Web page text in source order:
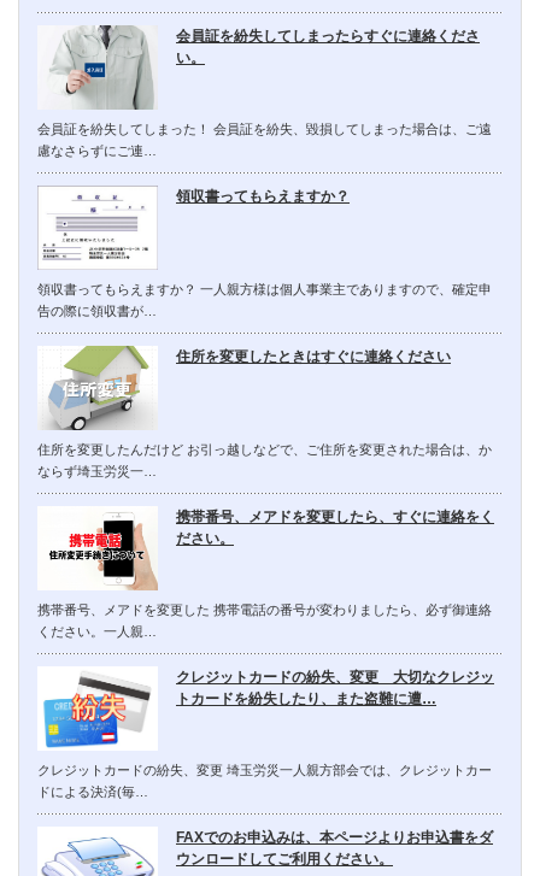
会員証を紛失してしまったらすぐに連絡くださ
い。
会員証を紛失してしまった！ 会員証を紛失、毀損してしまった場合は、ご遠
慮なさらずにご連…
領収書ってもらえますか？
領収書ってもらえますか？ 一人親方様は個人事業主でありますので、確定申
告の際に領収書が…
住所を変更したときはすぐに連絡ください
住所を変更したんだけど お引っ越しなどで、ご住所を変更された場合は、か
ならず埼玉労災一…
携帯番号、メアドを変更したら、すぐに連絡をく
ださい。
携帯番号、メアドを変更した 携帯電話の番号が変わりましたら、必ず御連絡
ください。一人親…
クレジットカードの紛失、変更 大切なクレジッ
トカードを紛失したり、また盗難に遭…
クレジットカードの紛失、変更 埼玉労災一人親方部会では、クレジットカー
ドによる決済(毎…
FAXでのお申込みは、本ページよりお申込書をダ
ウンロードしてご利用ください。